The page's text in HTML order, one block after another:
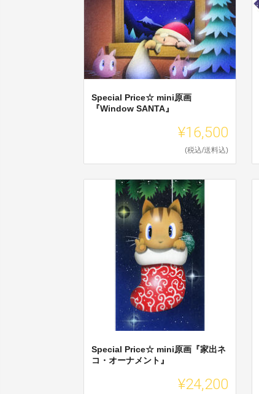
Special Price☆ mini原画
『Window SANTA』
¥16,500
(税込/送料込)
Special Price☆ mini原画『家出ネ
コ・オーナメント』
¥24,200